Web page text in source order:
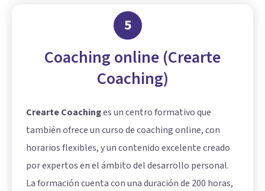
5
Coaching online (Crearte
Coaching)
Crearte Coachinges un centro formativo que
también ofrece un curso de coaching online, con
horarios flexibles, y un contenido excelente creado
por expertos en el ámbito del desarrollo personal.
La formación cuenta con una duración de 200 horas,